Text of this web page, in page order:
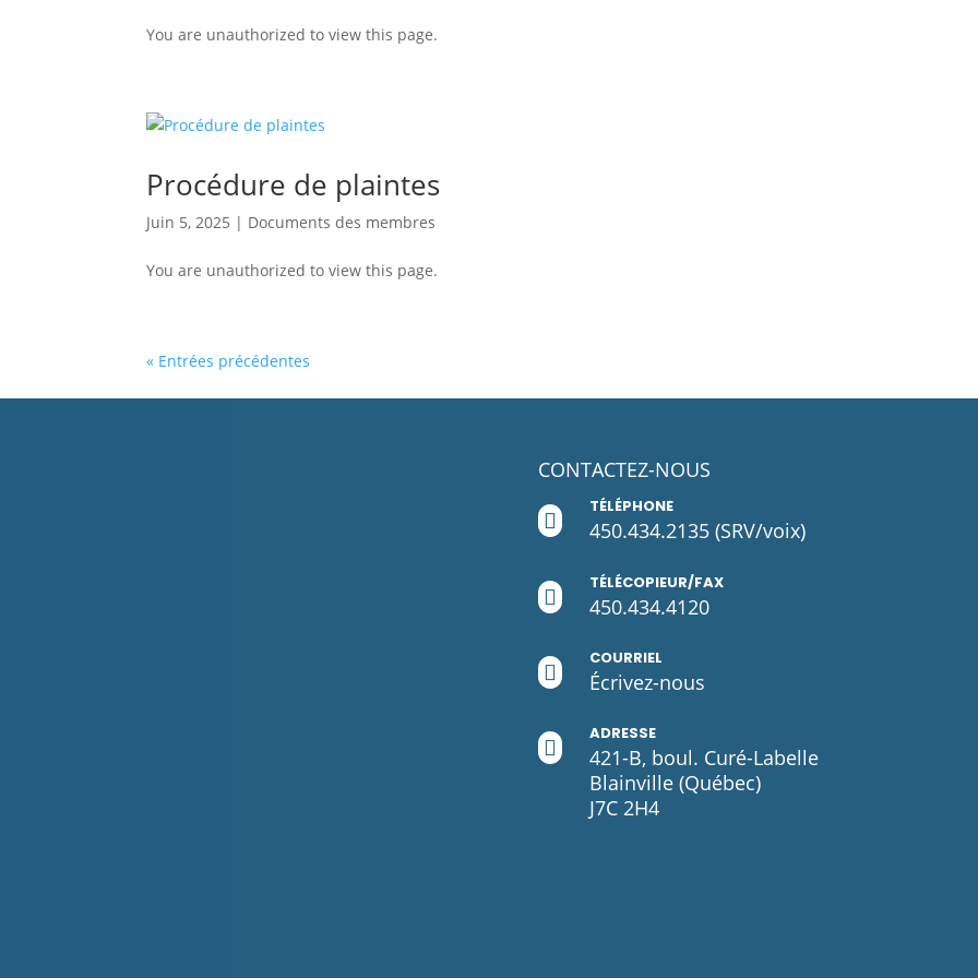
You are unauthorized to view this page.
Procédure de plaintes
Juin 5, 2025 | Documents des membres
You are unauthorized to view this page.
« Entrées précédentes
CONTACTEZ-NOUS

TÉLÉPHONE
450.434.2135 (SRV/voix)

TÉLÉCOPIEUR/FAX
450.434.4120

COURRIEL
Écrivez-nous

ADRESSE
421-B, boul. Curé-Labelle
Blainville (Québec)
J7C 2H4